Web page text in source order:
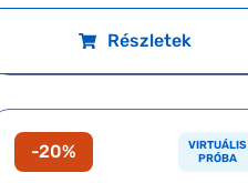
Részletek
-20%
VIRTUÁLIS
PRÓBA